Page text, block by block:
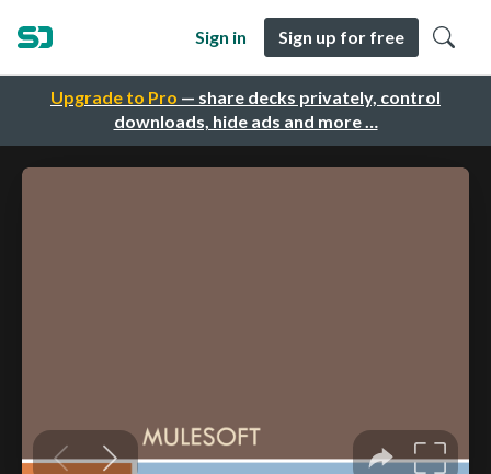
Upgrade to Pro — share decks privately, control
downloads, hide ads and more …
Sign in Sign up for free